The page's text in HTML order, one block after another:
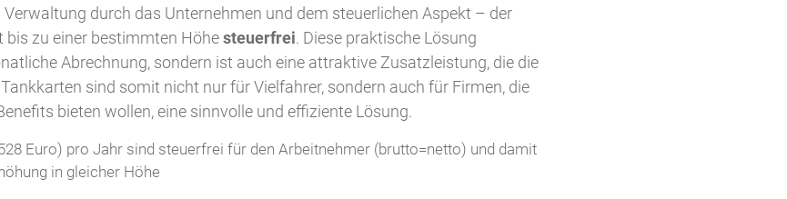
durch das Unternehmen und dem steuerlichen Aspekt – der
bis zu einer bestimmten Höhesteuerfrei. Diese praktische Lösung
Abrechnung, sondern ist auch eine attraktive Zusatzleistung, die die
sind somit nicht nur für Vielfahrer, sondern auch für Firmen, die
bieten wollen, eine sinnvolle und effiziente Lösung.
Euro) pro Jahr sind steuerfrei für den Arbeitnehmer (brutto=netto) und damit
in gleicher Höhe